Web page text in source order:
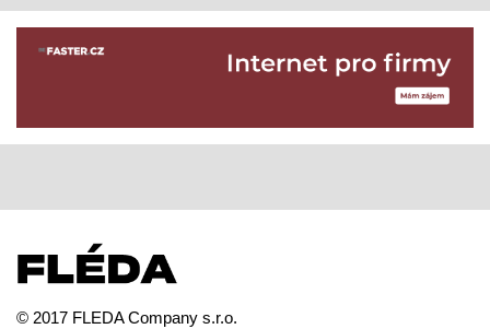
© 2017 FLEDA Company s.r.o.